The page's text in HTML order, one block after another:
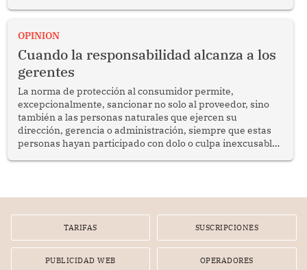
enfrenta desafíos en materia de desarrollo, cohesión
OPINION
Cuando la responsabilidad alcanza a los
gerentes
La norma de protección al consumidor permite,
excepcionalmente, sancionar no solo al proveedor, sino
también a las personas naturales que ejercen su
dirección, gerencia o administración, siempre que estas
personas hayan participado con dolo o culpa inexcusable
por la frustrada realización de un meet and greet con
TARIFAS SUSCRIPCIONES
PUBLICIDAD WEB OPERADORES